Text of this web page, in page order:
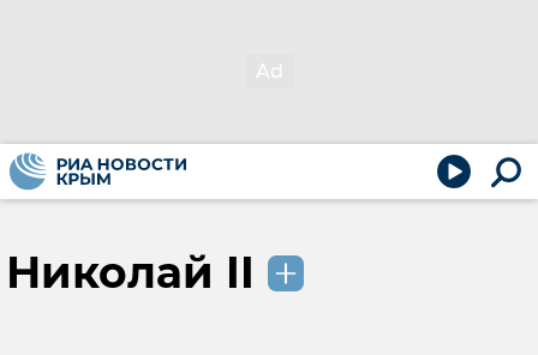
Николай II